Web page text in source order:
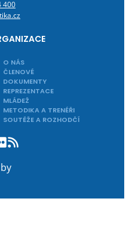
400
O NÁS
ČLENOVÉ
DOKUMENTY
REPREZENTACE
MLÁDEŽ
METODIKA A TRENÉŘI
SOUTĚŽE A ROZHODČÍ